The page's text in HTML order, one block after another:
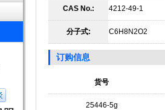
CAS No.: 4212-49-1
分子式: C6H8N2O2
订购信息
货号
25446-5g